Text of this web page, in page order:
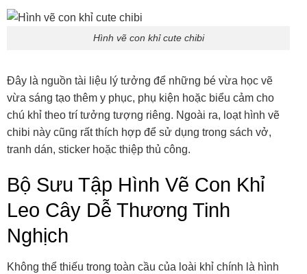
Hình vẽ con khỉ cute chibi
Đây là nguồn tài liệu lý tưởng để những bé vừa học vẽ
vừa sáng tạo thêm y phục, phụ kiện hoặc biểu cảm cho
chú khỉ theo trí tưởng tượng riêng. Ngoài ra, loạt hình vẽ
chibi này cũng rất thích hợp để sử dụng trong sách vở,
tranh dán, sticker hoặc thiệp thủ công.
Bộ Sưu Tập Hình Vẽ Con Khỉ
Leo Cây Dễ Thương Tinh
Nghịch
Không thể thiếu trong toàn cầu của loài khỉ chính là hình